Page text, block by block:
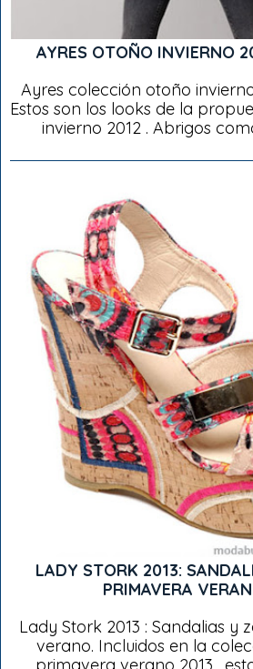
AYRES OTOÑO INVIERNO
Ayres colección otoño
Estos son los looks de la
invierno 2012 . Abrigos
LADY STORK 2013:
PRIMAVERA
Lady Stork 2013 : Sandalias y
verano. Incluidos en la
primavera verano 2013 ,